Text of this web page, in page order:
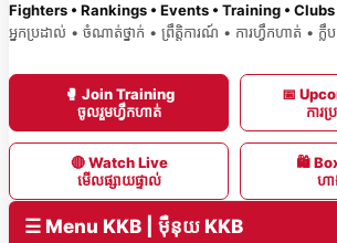
Fighters • Rankings • Events • Training •
អ្នកប្រដាល់ • ចំណាត់ថ្នាក់ • ព្រឹត្តិការណ៍ • ការហ្វឹកហាត់ •
🥊 Join Training
ចូលរួមហ្វឹកហាត់
📅
ការ
🔴 Watch Live
មើលផ្សាយផ្ទាល់
🛍
ហា
☰ Menu KKB | ម៉ឺនុយ KKB